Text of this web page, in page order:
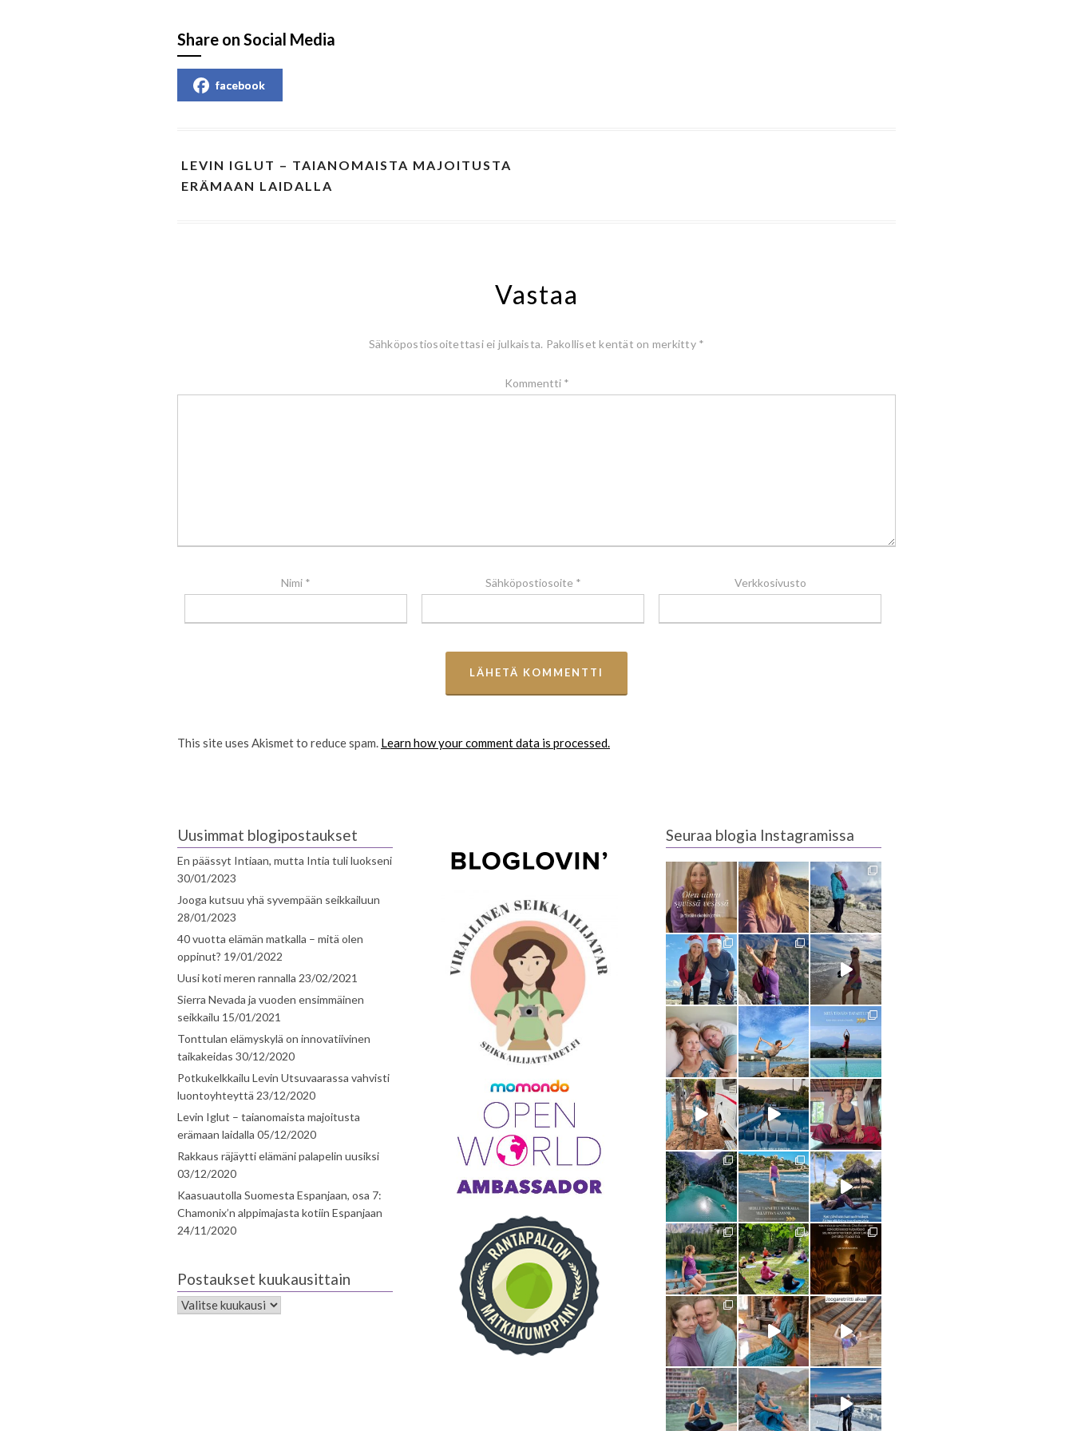
Share on Social Media
facebook
LEVIN IGLUT – TAIANOMAISTA MAJOITUSTA
ERÄMAAN LAIDALLA
Vastaa
Sähköpostiosoitettasi ei julkaista. Pakolliset kentät on merkitty *
Kommentti *
Nimi * Sähköpostiosoite * Verkkosivusto
This site uses Akismet to reduce spam. Learn how your comment data is processed.
Uusimmat blogipostaukset
En päässyt Intiaan, mutta Intia tuli luokseni
30/01/2023
Jooga kutsuu yhä syvempään seikkailuun
28/01/2023
40 vuotta elämän matkalla – mitä olen
oppinut? 19/01/2022
Uusi koti meren rannalla 23/02/2021
Sierra Nevada ja vuoden ensimmäinen
seikkailu 15/01/2021
Tonttulan elämyskylä on innovatiivinen
taikakeidas 30/12/2020
Potkukelkkailu Levin Utsuvaarassa vahvisti
luontoyhteyttä 23/12/2020
Levin Iglut – taianomaista majoitusta
erämaan laidalla 05/12/2020
Rakkaus räjäytti elämäni palapelin uusiksi
03/12/2020
Kaasuautolla Suomesta Espanjaan, osa 7:
Chamonix’n alppimajasta kotiin Espanjaan
24/11/2020
Postaukset kuukausittain
Seuraa blogia Instagramissa